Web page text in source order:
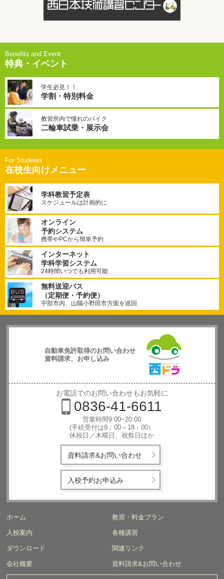
特典・イベント
学生必見！！
学割・特別料金
教習所内で憧れのバイク
二輪車試乗・展示会
在校生向けメニュー
学科教習予定表
スケジュールは計画的に
オンライン
予約システム
携帯やPCから簡単予約
インターネット
学科学習システム
24時間いつでも利用可能
無料送迎バス
（定期便・予約便）
宇部市内、山陽小野田市方面を巡回
自動車免許取得のお問い合わせ
資料請求、お申し込み
西日本自動
車学校
お電話でのお問い合わせもお気軽に
0836-41-6611
営業時間9:00~20:00
(手続受付は9：00～18：00）
休校日／木曜日、祝祭日ほか
資料請求&お問い合わせ
入校予約お申込み
ホーム 教習・料金プラン
入校案内 各種講習
ダウンロード 関連リンク
会社概要 資料請求&お問い合わせ